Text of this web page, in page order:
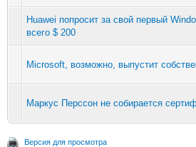
Huawei попросит за свой первый
всего $ 200
Microsoft, возможно, выпустит
Маркус Перссон не собирается
Версия для просмотра